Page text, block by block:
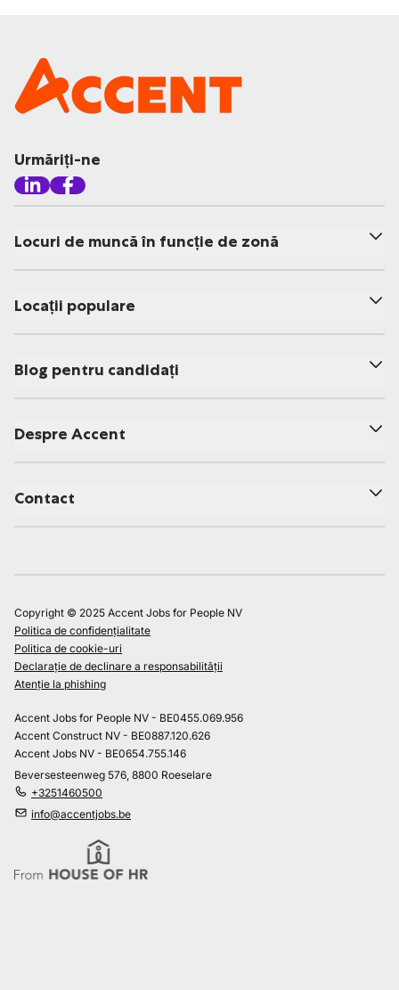
Urmăriți-ne
Locuri de muncă în funcție de zonă
Locații populare
Blog pentru candidați
Despre Accent
Contact
Copyright © 2025 Accent Jobs for People NV
Politica de confidențialitate
Politica de cookie-uri
Declarație de declinare a responsabilității
Atenție la phishing
Accent Jobs for People NV - BE0455.069.956
Accent Construct NV - BE0887.120.626
Accent Jobs NV - BE0654.755.146
Beversesteenweg 576, 8800 Roeselare
+3251460500
info@accentjobs.be